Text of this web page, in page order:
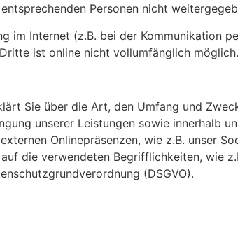
Personen nicht
im Internet (z.B. bei der Kommunikation
ist online nicht vollumfänglich möglich.
Sie über die Art, den Umfang und
unserer Leistungen sowie innerhalb
Onlinepräsenzen, wie z.B. unser
die verwendeten Begrifflichkeiten, wie
(DSGVO).